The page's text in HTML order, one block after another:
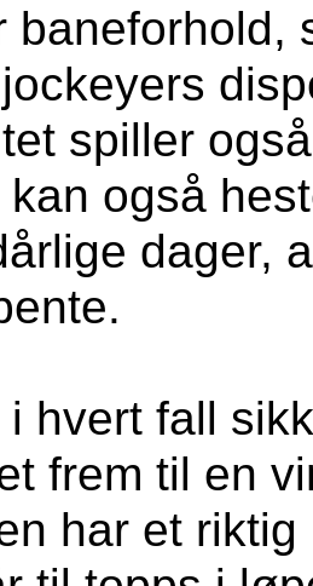
baneforhold,
spiller
kan også
dager,
i hvert fall
frem til en
har et riktig